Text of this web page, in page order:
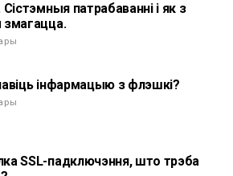
Сістэмныя патрабаванні і як з
інфармацыю з флэшкі?
SSL-падключэння, што трэба